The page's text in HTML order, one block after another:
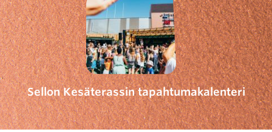
Sellon Kesäterassin tapahtumakalenteri